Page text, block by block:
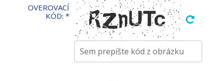
OVEROVACÍ
KÓD: *